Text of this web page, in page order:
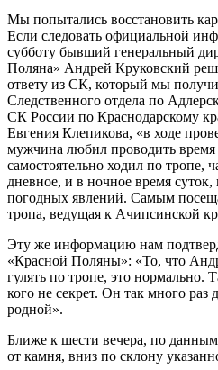
Мы попытались восстановить
Если следовать официальной
субботу бывший генеральный
Поляна» Андрей Круковский
ответу из СК, который мы
Следственного отдела по
СК России по Краснодарскому
Евгения Клепикова, «в ходе
мужчина любил проводить время
самостоятельно ходил по тропе,
дневное, и в ночное время суток,
погодных явлений. Самым
тропа, ведущая к Ачипсинской
Эту же информацию нам
«Красной Поляны»: «То, что
гулять по тропе, это нормально.
кого не секрет. Он так много раз
родной».
Ближе к шести вечера, по
от камня, вниз по склону